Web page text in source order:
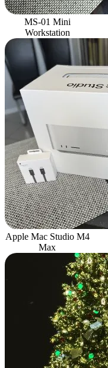
MS-01 Mini
Workstation
Apple Mac Studio M4
Max